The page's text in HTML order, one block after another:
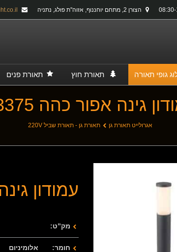
הצורן 2, מתחם יוחננוף, אזוה''ת פולג, נתניה
גופי תאורה תאורת חוץ תאורת פנים
גינה אפור כהה 523375
אגרולייט תאורת גן תאורת גן - תאורת שביל 220V
עמודון גינה
מק”ט:
חומר: אלומיניום